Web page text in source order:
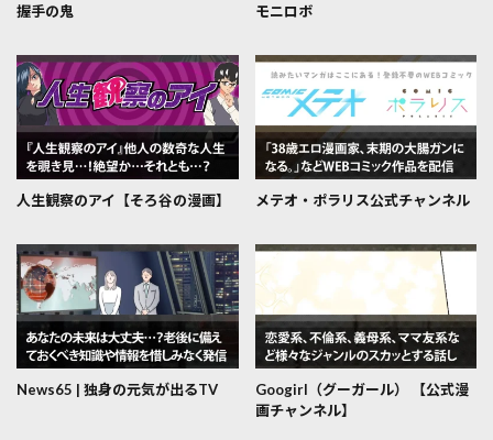
握手の鬼 モニロボ
人生観察のアイ【そろ谷の漫画】 メテオ・ポラリス公式チャンネル
News65 | 独身の元気が出るTV
Googirl（グーガール） 【公式漫
画チャンネル】